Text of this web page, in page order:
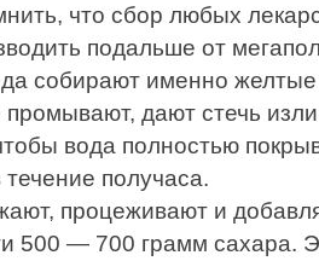
что сбор любых
подальше от
собирают именно желтые
дают стечь
вода полностью
получаса.
процеживают и
500 — 700 грамм сахара.